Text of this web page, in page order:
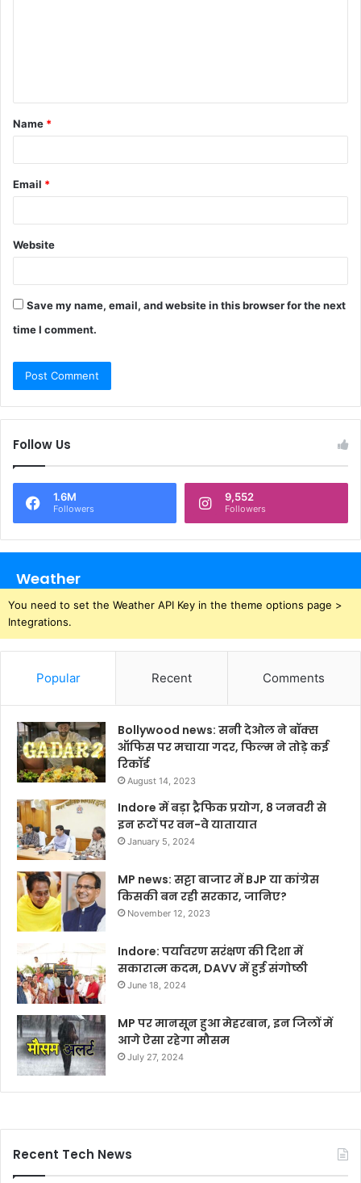
t
*
Name *
Email *
Website
Save my name, email, and website in this browser for the next
time I comment.
Follow Us
1.6M
Followers
9,552
Followers
Weather
You need to set the Weather API Key in the theme options page >
Integrations.
Popular Recent Comments
Bollywood news: सनी देओल ने बॉक्स
ऑफिस पर मचाया गदर, फिल्म ने तोड़े कई
रिकॉर्ड
August 14, 2023
Indore में बड़ा ट्रैफिक प्रयोग, 8 जनवरी से
इन रूटों पर वन-वे यातायात
January 5, 2024
MP news: सट्टा बाजार में BJP या कांग्रेस
किसकी बन रही सरकार, जानिए?
November 12, 2023
Indore: पर्यावरण सरंक्षण की दिशा में
सकारात्म कदम, DAVV में हुई संगोष्ठी
June 18, 2024
MP पर मानसून हुआ मेहरबान, इन जिलों में
आगे ऐसा रहेगा मौसम
July 27, 2024
Recent Tech News